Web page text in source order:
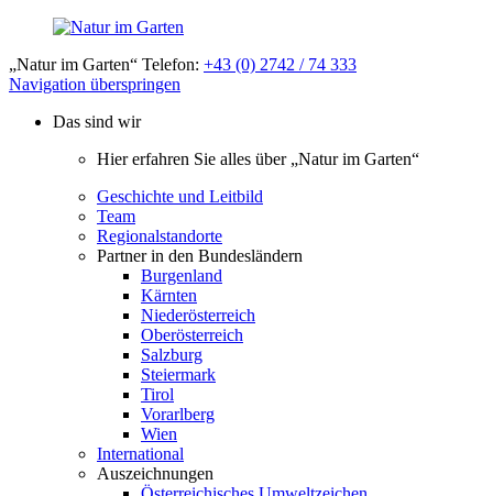
„Natur im Garten“ Telefon: +43 (0) 2742 / 74 333
Navigation überspringen
Das sind wir
Hier erfahren Sie alles über „Natur im Garten“
Geschichte und Leitbild
Team
Regionalstandorte
Partner in den Bundesländern
Burgenland
Kärnten
Niederösterreich
Oberösterreich
Salzburg
Steiermark
Tirol
Vorarlberg
Wien
International
Auszeichnungen